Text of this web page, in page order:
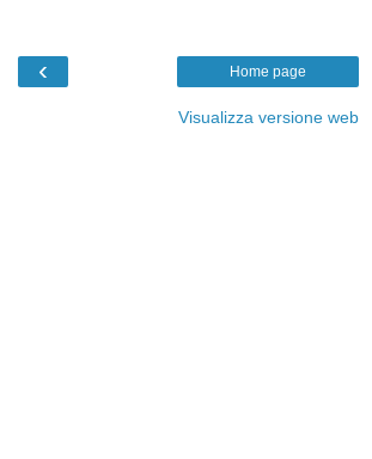
‹ Home page
Visualizza versione web